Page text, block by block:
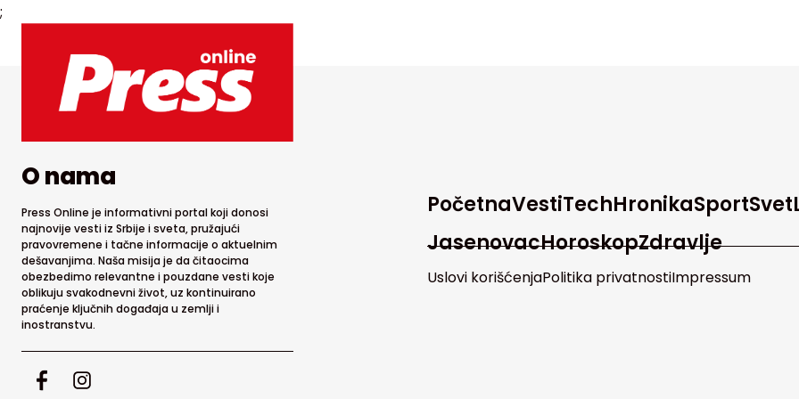
;
O nama
Press Online je informativni portal koji donosi
najnovije vesti iz Srbije i sveta, pružajući
pravovremene i tačne informacije o aktuelnim
dešavanjima. Naša misija je da čitaocima
obezbedimo relevantne i pouzdane vesti koje
oblikuju svakodnevni život, uz kontinuirano
praćenje ključnih događaja u zemlji i
inostranstvu.
PočetnaVestiTechHronikaSportSvet
JasenovacHoroskopZdravlje
Uslovi korišćenjaPolitika privatnostiImpressum